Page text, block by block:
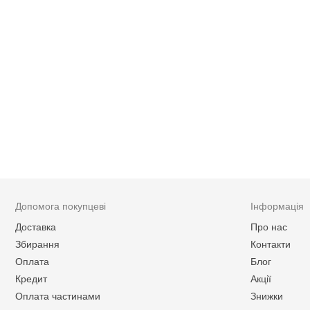
Допомога покупцеві
Доставка
Збирання
Оплата
Кредит
Оплата частинами
Інформація
Про нас
Контакти
Блог
Акції
Знижки